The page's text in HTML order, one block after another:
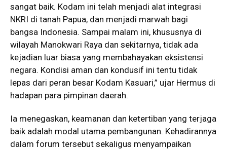
sangat baik. Kodam ini telah menjadi alat integrasi
NKRI di tanah Papua, dan menjadi marwah bagi
bangsa Indonesia. Sampai malam ini, khususnya di
wilayah Manokwari Raya dan sekitarnya, tidak ada
kejadian luar biasa yang membahayakan eksistensi
negara. Kondisi aman dan kondusif ini tentu tidak
lepas dari peran besar Kodam Kasuari,” ujar Hermus di
hadapan para pimpinan daerah.
Ia menegaskan, keamanan dan ketertiban yang terjaga
baik adalah modal utama pembangunan. Kehadirannya
dalam forum tersebut sekaligus menyampaikan